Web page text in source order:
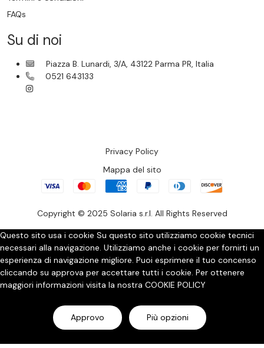
FAQs
Su di noi
Piazza B. Lunardi, 3/A, 43122 Parma PR, Italia
0521 643133
Copyright © 2025 Solaria s.r.l. All Rights Reserved
Privacy Policy
Mappa del sito
Questo sito usa i cookie Su questo sito utilizziamo cookie tecnici
necessari alla navigazione. Utilizziamo anche i cookie per fornirti un
esperienza di navigazione migliore. Puoi esprimere il tuo concenso
cliccando su approva per accettare tutti i cookie. Per ottenere
maggiori informazioni visita la nostra COOKIE POLICY
Approvo Più opzioni